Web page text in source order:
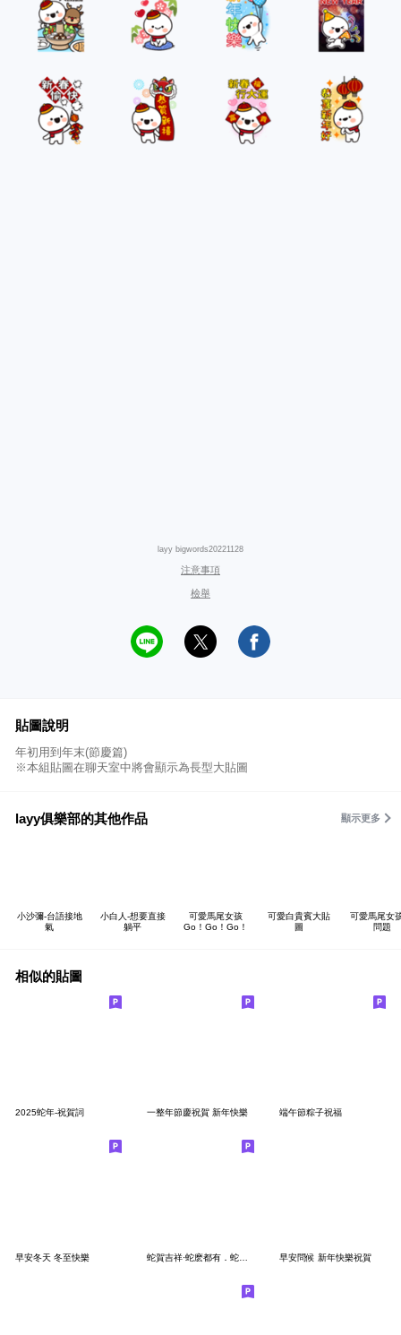
layy bigwords20221128
注意事項
檢舉
貼圖說明
年初用到年末(節慶篇)
※本組貼圖在聊天室中將會顯示為長型大貼圖
layy俱樂部的其他作品 顯示更多
小沙彌-台語接地
氣
小白人-想要直接
躺平
可愛馬尾女孩
Go！Go！Go！
可愛白貴賓大貼
圖
可愛馬尾女
問題
相似的貼圖
2025蛇年-祝賀詞 一整年節慶祝賀 新年快樂 端午節粽子祝福
早安冬天 冬至快樂 早安問候 新年快樂祝賀